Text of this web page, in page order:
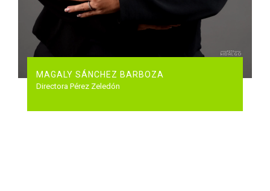
MAGALY SÁNCHEZ BARBOZA
Directora Pérez Zeledón